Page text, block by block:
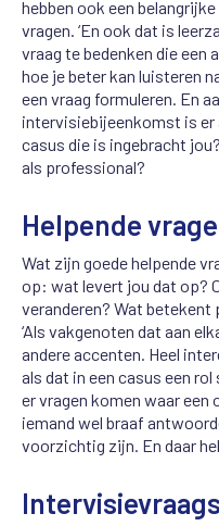
hebben ook een
vragen. ‘En ook dat is
vraag te bedenken die een
hoe je beter kan luisteren
een vraag formuleren. En
intervisiebijeenkomst is er
casus die is ingebracht
als professional?
Helpende
Wat zijn goede helpende
op: wat levert jou dat op?
veranderen? Wat betekent
‘Als vakgenoten dat aan
andere accenten. Heel
als dat in een casus een
er vragen komen waar
iemand wel braaf
voorzichtig zijn. En daar